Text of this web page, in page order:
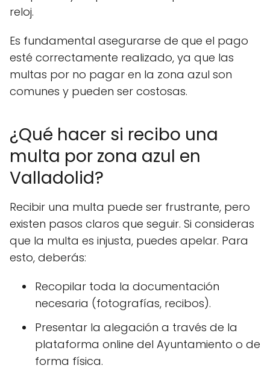
reloj.
Es fundamental asegurarse de que el pago
esté correctamente realizado, ya que las
multas por no pagar en la zona azul son
comunes y pueden ser costosas.
¿Qué hacer si recibo una
multa por zona azul en
Valladolid?
Recibir una multa puede ser frustrante, pero
existen pasos claros que seguir. Si consideras
que la multa es injusta, puedes apelar. Para
esto, deberás:
Recopilar toda la documentación
necesaria (fotografías, recibos).
Presentar la alegación a través de la
plataforma online del Ayuntamiento o de
forma física.